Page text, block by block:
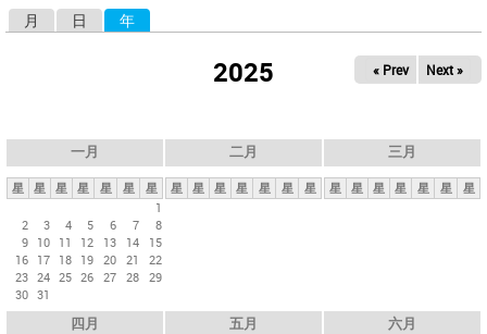
月 日 年
2025 « Prev Next »
一月
星 星 星 星 星 星
星
1
2
3 4 5 6 7
8
9 10 11 12 13 14
15
16 17 18 19 20 21
22
23 24 25 26 27 28 29
30 31
二月
星 星 星 星 星 星 星
三月
星 星 星 星 星 星 星
四月 五月 六月